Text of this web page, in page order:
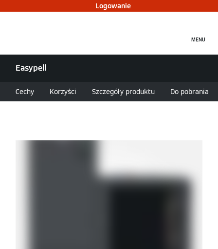
Logowanie
MENU
Easypell
Cechy Korzyści Szczegóły produktu Do pobrania